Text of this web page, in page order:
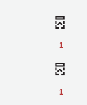
1
1